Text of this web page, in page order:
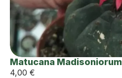
Matucana Madisoniorum
4,00 €